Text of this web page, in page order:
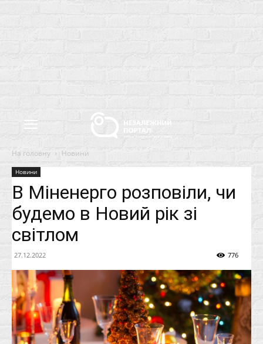
На головну Новини
Новини
В Міненерго розповіли, чи
будемо в Новий рік зі
світлом
27.12.2022 776